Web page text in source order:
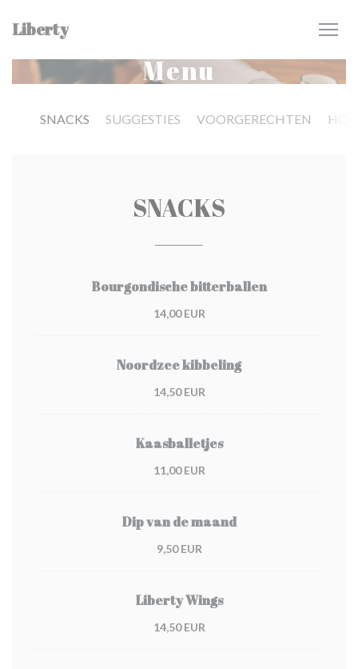
Liberty
Menu
SNACKS SUGGESTIES VOORGERECHTEN
SNACKS
Bourgondische bitterballen
14,00 EUR
Noordzee kibbeling
14,50 EUR
Kaasballetjes
11,00 EUR
Dip van de maand
9,50 EUR
Liberty Wings
14,50 EUR